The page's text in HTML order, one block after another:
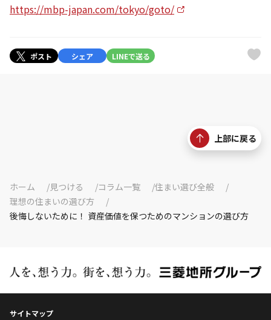
https://mbp-japan.com/tokyo/goto/
ポスト シェア LINEで送る
上部に戻る
ホーム 見つける コラム一覧
住まい選び全般
理想の住まいの選び方
後悔しないために！ 資産価値を保つためのマンションの選び方
サイトマップ